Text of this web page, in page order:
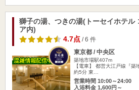
獅子の湯、つきの湯(トーセイホテル
ア内)
4.7点 / 6 件
東京都 / 中央区
築地市場駅407m
【電車】 都営大江戸線『
約5分 東…
営業時間 10:00～24:00
入浴料金 1,600円～